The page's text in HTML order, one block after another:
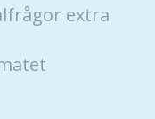
extra